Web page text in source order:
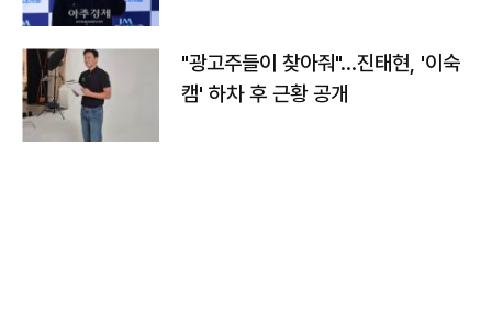
"광고주들이 찾아줘"…진태현, '이숙
캠' 하차 후 근황 공개